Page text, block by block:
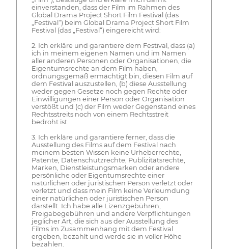
einverstanden, dass der Film im Rahmen des
Global Drama Project Short Film Festival (das
„Festival“) beim Global Drama Project Short Film
Festival (das „Festival“) eingereicht wird:
2. Ich erkläre und garantiere dem Festival, dass (a)
ich in meinem eigenen Namen und im Namen
aller anderen Personen oder Organisationen, die
Eigentumsrechte an dem Film haben,
ordnungsgemäß ermächtigt bin, diesen Film auf
dem Festival auszustellen, (b) diese Ausstellung
weder gegen Gesetze noch gegen Rechte oder
Einwilligungen einer Person oder Organisation
verstößt und (c) der Film weder Gegenstand eines
Rechtsstreits noch von einem Rechtsstreit
bedroht ist.
3. Ich erkläre und garantiere ferner, dass die
Ausstellung des Films auf dem Festival nach
meinem besten Wissen keine Urheberrechte,
Patente, Datenschutzrechte, Publizitätsrechte,
Marken, Dienstleistungsmarken oder andere
persönliche oder Eigentumsrechte einer
natürlichen oder juristischen Person verletzt oder
verletzt und dass mein Film keine Verleumdung
einer natürlichen oder juristischen Person
darstellt. Ich habe alle Lizenzgebühren,
Freigabegebühren und andere Verpflichtungen
jeglicher Art, die sich aus der Ausstellung des
Films im Zusammenhang mit dem Festival
ergeben, bezahlt und werde sie in voller Höhe
bezahlen.